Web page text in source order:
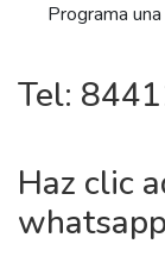
Programa
Tel:
Haz clic
whatsapp